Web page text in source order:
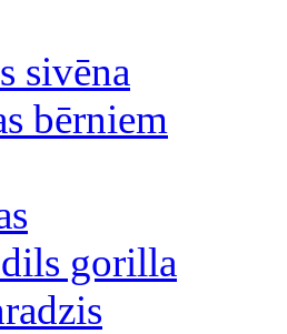
sivēna
bērniem
gorilla